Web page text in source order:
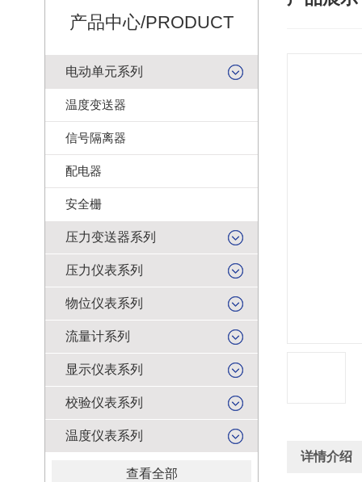
产品中心/PRODUCT
电动单元系列
温度变送器
信号隔离器
配电器
安全栅
压力变送器系列
压力仪表系列
物位仪表系列
流量计系列
显示仪表系列
校验仪表系列
温度仪表系列
查看全部
详情介绍